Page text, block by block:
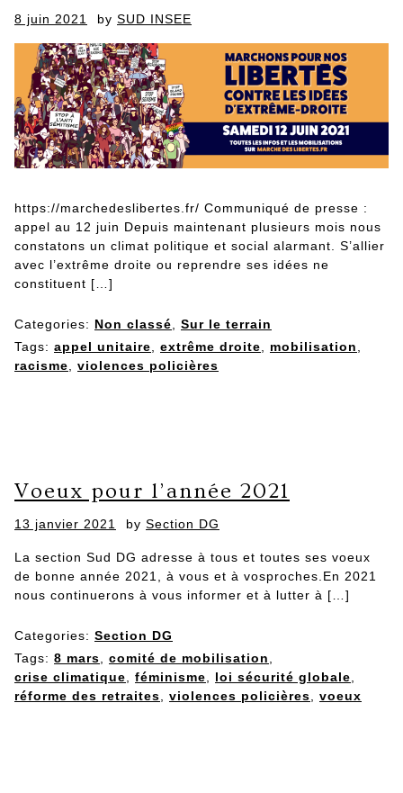
Posted
8 juin 2021 by SUD INSEE
https://marchedeslibertes.fr/ Communiqué de presse :
appel au 12 juin Depuis maintenant plusieurs mois nous
constatons un climat politique et social alarmant. S’allier
avec l’extrême droite ou reprendre ses idées ne
constituent […]
Categories: Non classé
Sur le terrain
Tags: appel unitaire extrême droite mobilisation
racisme
violences policières
Voeux pour l’année 2021
Posted
13 janvier 2021 by Section DG
La section Sud DG adresse à tous et toutes ses voeux
de bonne année 2021, à vous et à vosproches.En 2021
nous continuerons à vous informer et à lutter à […]
Categories: Section DG
Tags: 8 mars comité de mobilisation
crise climatique
féminisme loi sécurité globale
réforme des retraites
violences policières voeux